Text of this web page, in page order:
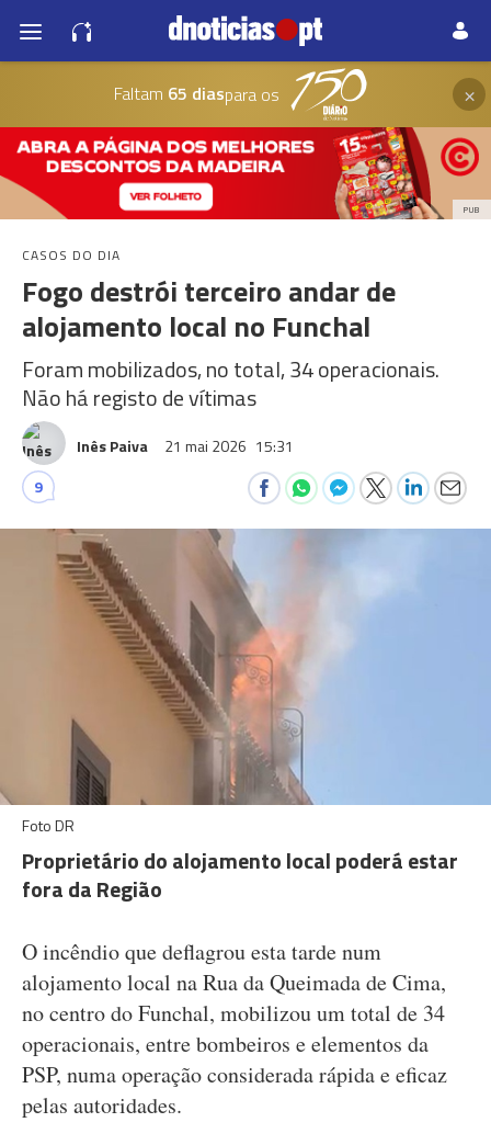
Faltam 65 diaspara os ×
PUB
CASOS DO DIA
Fogo destrói terceiro andar de
alojamento local no Funchal
Foram mobilizados, no total, 34 operacionais.
Não há registo de vítimas
Inês Paiva 21 mai 2026 15:31
9
Foto DR
Proprietário do alojamento local poderá estar
fora da Região
O incêndio que deflagrou esta tarde num
alojamento local na Rua da Queimada de Cima,
no centro do Funchal, mobilizou um total de 34
operacionais, entre bombeiros e elementos da
PSP, numa operação considerada rápida e eficaz
pelas autoridades.